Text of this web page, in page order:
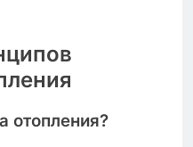
отопления?